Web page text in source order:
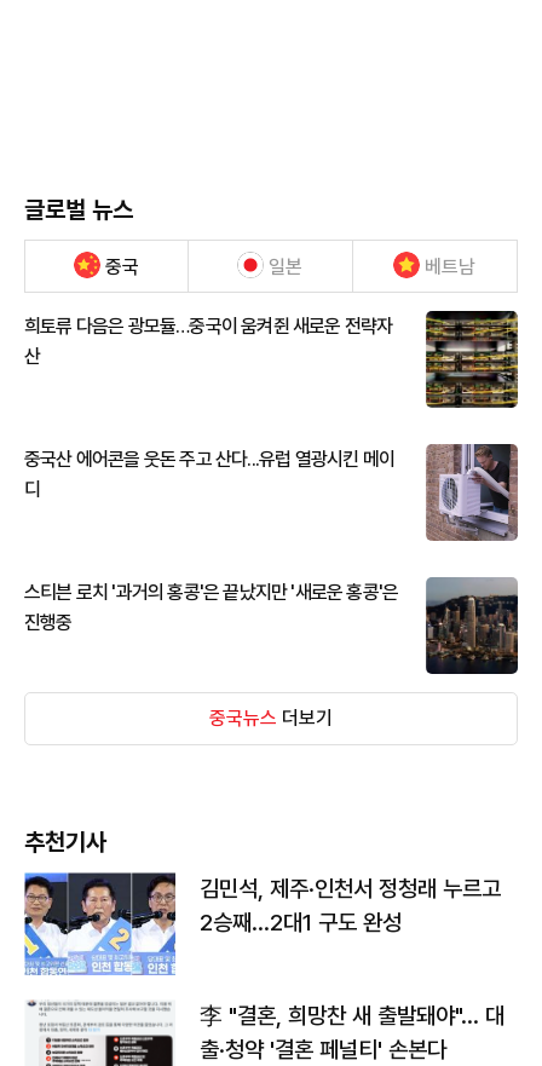
글로벌 뉴스
중국 일본 베트남
희토류 다음은 광모듈…중국이 움켜쥔 새로운 전략자
산
중국산 에어콘을 웃돈 주고 산다...유럽 열광시킨 메이
디
스티븐 로치 '과거의 홍콩'은 끝났지만 '새로운 홍콩'은
진행중
중국뉴스 더보기
추천기사
김민석, 제주·인천서 정청래 누르고
2승째…2대1 구도 완성
李 "결혼, 희망찬 새 출발돼야"… 대
출·청약 '결혼 페널티' 손본다